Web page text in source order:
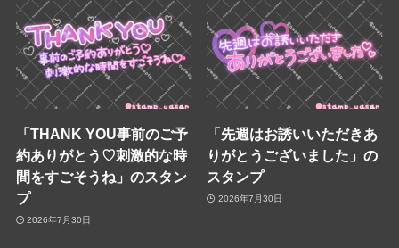
「THANK YOU事前のご予
約ありがとう♡刺激的な時
間をすごそうね」のスタン
プ
2026年7月30日
「先週はお誘いいただきあ
りがとうございました」の
スタンプ
2026年7月30日